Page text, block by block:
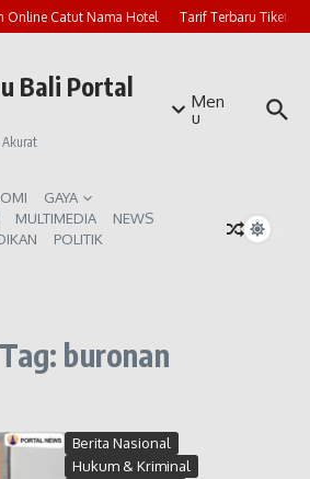
Online Catut Nama Hotel Tarif Terbaru Tiket
Bali Portal
Akurat
Men
u
GAYA
MULTIMEDIA
NEWS
POLITIK
buronan
Berita Nasional
Hukum & Kriminal